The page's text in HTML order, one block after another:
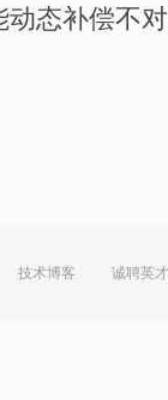
动态补偿不
技术博客 诚聘英才